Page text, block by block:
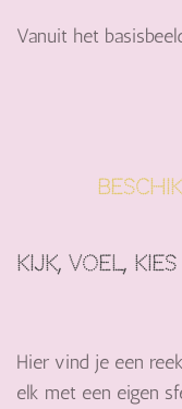
Vanuit het
Kijk, voel, kies
Hier vind je een
elk met een eigen